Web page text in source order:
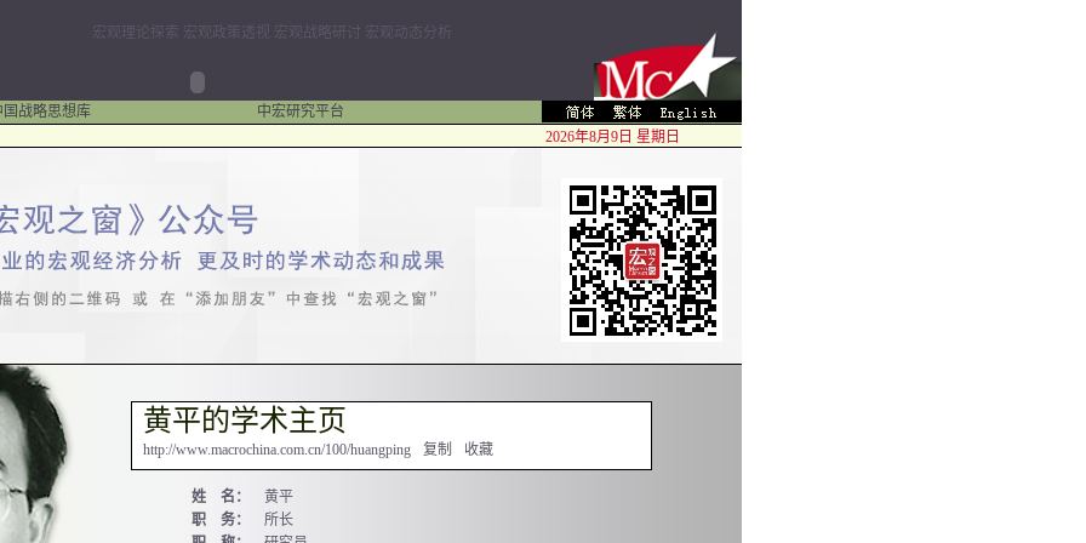
宏观理论探索 宏观政策透视 宏观战略研讨 宏观动态分析
国战略思想库
中宏研究平台
2026年8月9日 星期日
黄平的学术主页
http://www.macrochina.com.cn/100/huangping 复制 收藏
姓 名：
黄平
职 务：
所长